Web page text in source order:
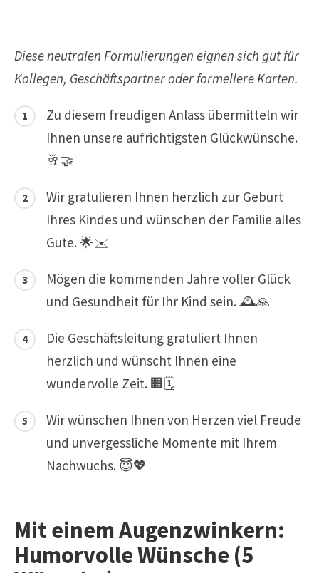
Diese neutralen Formulierungen eignen sich gut für
Kollegen, Geschäftspartner oder formellere Karten.
Zu diesem freudigen Anlass übermitteln wir
Ihnen unsere aufrichtigsten Glückwünsche.
🥂🤝
Wir gratulieren Ihnen herzlich zur Geburt
Ihres Kindes und wünschen der Familie alles
Gute. 🌟✉️
Mögen die kommenden Jahre voller Glück
und Gesundheit für Ihr Kind sein. 🕰️🙏
Die Geschäftsleitung gratuliert Ihnen
herzlich und wünscht Ihnen eine
wundervolle Zeit. 🏢🗓️
Wir wünschen Ihnen von Herzen viel Freude
und unvergessliche Momente mit Ihrem
Nachwuchs. 😇💖
Mit einem Augenzwinkern:
Humorvolle Wünsche (5